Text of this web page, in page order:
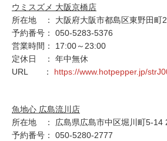
ウミスズメ 大阪京橋店
所在地 ： 大阪府大阪市都島区東野田町
予約番号： 050-5283-5376
営業時間： 17:00～23:00
定休日 ： 年中無休
URL ： https://www.hotpepper.jp/
魚地心 広島流川店
所在地 ： 広島県広島市中区堀川町5-14
予約番号： 050-5280-2777